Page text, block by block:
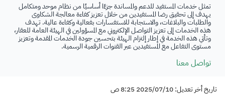
تمثل خدمات المستفيد للدعم والمساندة جزءًا أساسيًا من نظام موحد ومتكامل
يهدف إلى تحقيق رضا المستفيدين من خلال تعزيز كفاءة معالجة الشكاوى
والطلبات والبلاغات، والاستجابة للاستفسارات بفعالية وكفاءة عالية. تهدف
هذه الخدمات إلى تعزيز التواصل الإلكتروني مع المسؤولين في الهيئة العامة للعقار،
وتأتي هذه الخدمة في إطار إلتزام الهيئة بتحسين جودة الخدمات المقدمة وتعزيز
مستوى التفاعل مع المستفيدين عبر القنوات الرقمية الرسمية.
تواصل معنا
تاريخ أخر تعديل: 2025/07/10 8:25 ص